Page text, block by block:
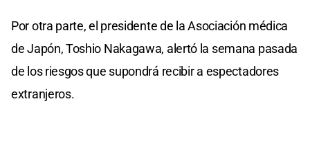
Por otra parte, el presidente de la Asociación médica
de Japón, Toshio Nakagawa, alertó la semana pasada
de los riesgos que supondrá recibir a espectadores
extranjeros.